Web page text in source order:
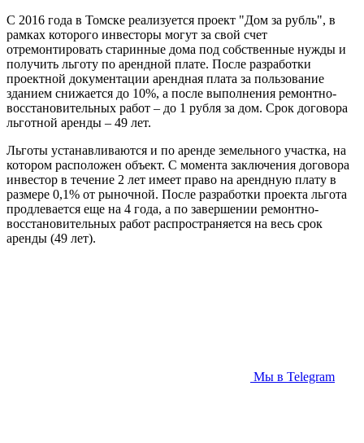
С 2016 года в Томске реализуется проект "Дом за рубль", в
рамках которого инвесторы могут за свой счет
отремонтировать старинные дома под собственные нужды и
получить льготу по арендной плате. После разработки
проектной документации арендная плата за пользование
зданием снижается до 10%, а после выполнения ремонтно-
восстановительных работ – до 1 рубля за дом. Срок договора
льготной аренды – 49 лет.
Льготы устанавливаются и по аренде земельного участка, на
котором расположен объект. С момента заключения договора
инвестор в течение 2 лет имеет право на арендную плату в
размере 0,1% от рыночной. После разработки проекта льгота
продлевается еще на 4 года, а по завершении ремонтно-
восстановительных работ распространяется на весь срок
аренды (49 лет).
Мы в Telegram